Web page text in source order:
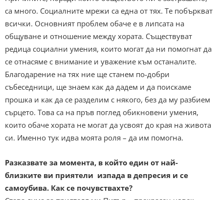
са много. Социалните мрежи са една от тях. Те побъркват
всички. Основният проблем обаче е в липсата на
общуване и отношение между хората. Съществуват
редица социални умения, които могат да ни помогнат да
се отнасяме с внимание и уважение към останалите.
Благодарение на тях ние ще станем по-добри
събеседници, ще знаем как да дадем и да поискаме
прошка и как да се разделим с някого, без да му разбием
сърцето. Това са на пръв поглед обикновени умения,
които обаче хората не могат да усвоят до края на живота
си. Именно тук идва моята роля – да им помогна.
Разказвате за момента, в който един от най-
близките ви приятели изпада в депресия и се
самоубива. Как се почувствахте?